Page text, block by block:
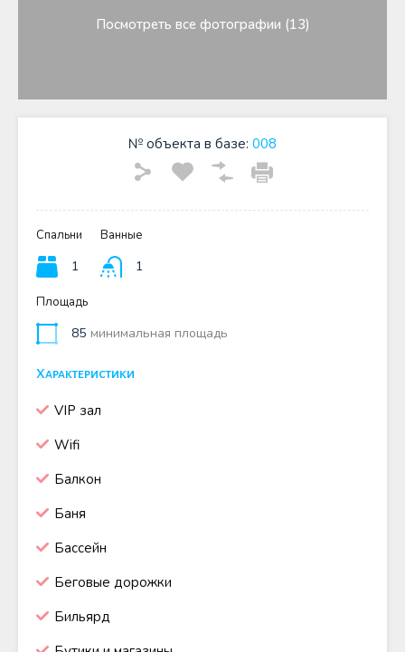
Посмотреть все фотографии (13)
№ объекта в базе: 008
Спальни
1
Ванные
1
Площадь
85 минимальная площадь
Характеристики
VIP зал
Wifi
Балкон
Баня
Бассейн
Беговые дорожки
Бильярд